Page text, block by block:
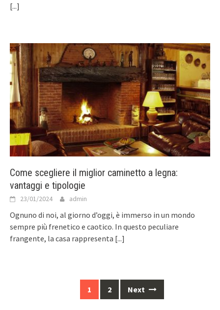
[...]
Come scegliere il miglior caminetto a legna:
vantaggi e tipologie
23/01/2024 admin
Ognuno di noi, al giorno d’oggi, è immerso in un mondo
sempre più frenetico e caotico. In questo peculiare
frangente, la casa rappresenta [...]
1 2 Next